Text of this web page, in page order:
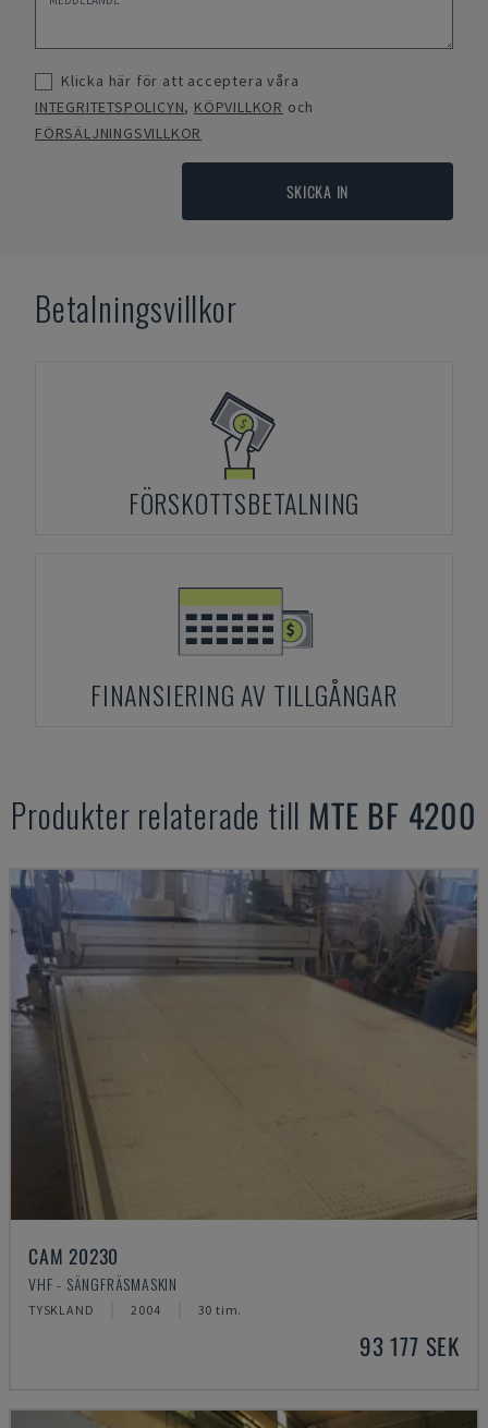
Klicka här för att acceptera våra
INTEGRITETSPOLICYN, KÖPVILLKOR och
FÖRSÄLJNINGSVILLKOR
SKICKA IN
Betalningsvillkor
FÖRSKOTTSBETALNING
FINANSIERING AV TILLGÅNGAR
Produkter relaterade till MTE BF 4200
CAM 20230
VHF - SÄNGFRÄSMASKIN
TYSKLAND 2004 30 tim.
93 177 SEK